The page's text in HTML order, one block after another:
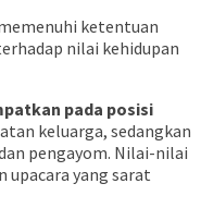
ketentuan
nilai kehidupan
pada posisi
keluarga, sedangkan
pengayom. Nilai-nilai
yang sarat